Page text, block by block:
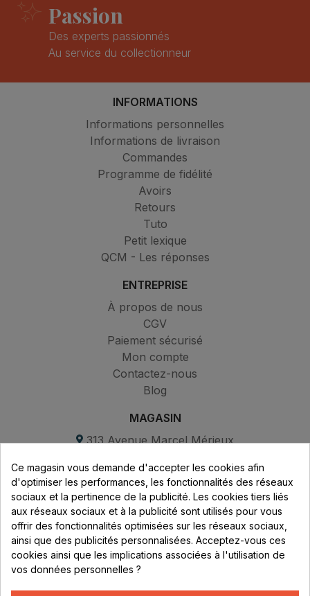
Passion
Des experts passionnés
Au service du collectionneur
INFORMATIONS
Informations personnelles
Informations de livraison
Commandes
Programme de fidélité
Avoirs
Retours
Tuto
Petit lexique
QCM - Les réponses
ENTREPRISE
À propos de nous
CGV
Paiement sécurisé
Mon compte
Contactez-nous
Blog
MAGASIN
313 Avenue Marcel Mérieux
69530 Brignais
Lundi au vendredi :
8h - 16h
uniquement sur Rendez-vous
CONTACT
Ce magasin vous demande d'accepter les cookies afin
d'optimiser les performances, les fonctionnalités des réseaux
sociaux et la pertinence de la publicité. Les cookies tiers liés
aux réseaux sociaux et à la publicité sont utilisés pour vous
offrir des fonctionnalités optimisées sur les réseaux sociaux,
ainsi que des publicités personnalisées. Acceptez-vous ces
cookies ainsi que les implications associées à l'utilisation de
vos données personnelles ?